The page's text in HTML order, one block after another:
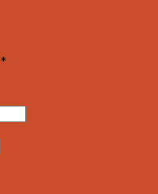
*